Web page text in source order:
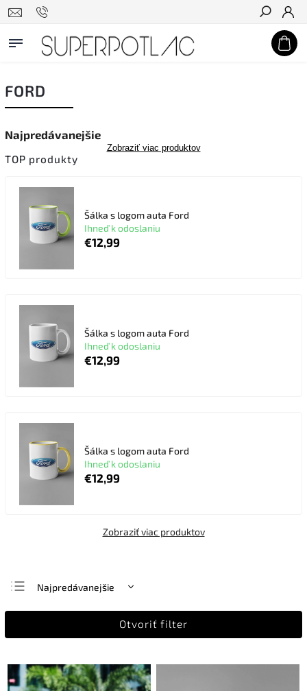
Hľadať
FORD
Najpredávanejšie
Zobraziť viac produktov
TOP produkty
Šálka s logom auta Ford
Ihneď k odoslaniu
€12,99
Šálka s logom auta Ford
Ihneď k odoslaniu
€12,99
Šálka s logom auta Ford
Ihneď k odoslaniu
€12,99
Zobraziť viac produktov
Najpredávanejšie
Najlacnejšie
Otvoriť filter